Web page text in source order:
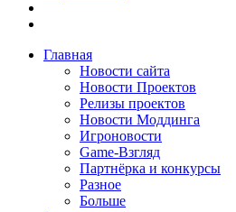
Главная
Новости сайта
Новости Проектов
Релизы проектов
Новости Моддинга
Игроновости
Game-Взгляд
Партнёрка и конкурсы
Разное
Больше